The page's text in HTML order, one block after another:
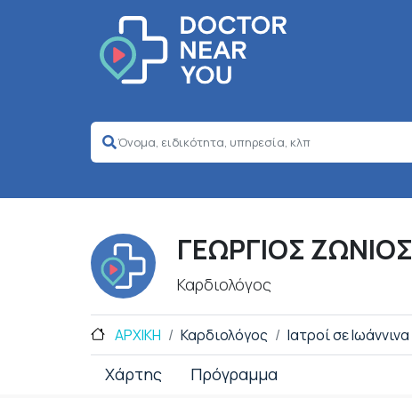
ΓΕΩΡΓΙΟΣ ΖΩΝΙΟΣ
Καρδιολόγος
ΑΡΧΙΚΗ Καρδιολόγος Ιατροί σε Ιωάννινα
Χάρτης Πρόγραμμα